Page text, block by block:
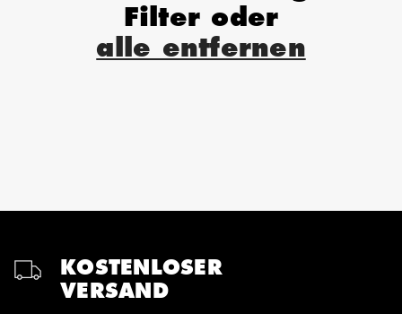
Filter oder
alle entfernen
KOSTENLOSER
VERSAND